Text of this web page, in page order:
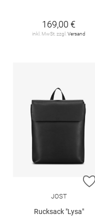
169,00 €
inkl. MwSt. zzgl. Versand
JOST
Rucksack "Lysa"